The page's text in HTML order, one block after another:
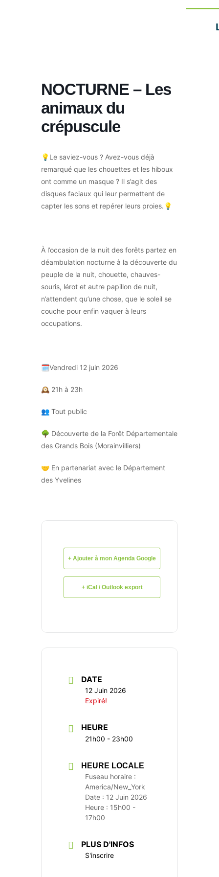
NOCTURNE – Les
animaux du
crépuscule
💡Le saviez-vous ? Avez-vous déjà
remarqué que les chouettes et les hiboux
ont comme un masque ? Il s’agit des
disques faciaux qui leur permettent de
capter les sons et repérer leurs proies.💡
À l’occasion de la nuit des forêts partez en
déambulation nocturne à la découverte du
peuple de la nuit, chouette, chauves-
souris, lérot et autre papillon de nuit,
n’attendent qu’une chose, que le soleil se
couche pour enfin vaquer à leurs
occupations.
🗓Vendredi 12 juin 2026
🕰 21h à 23h
👥 Tout public
🌳 Découverte de la Forêt Départementale
des Grands Bois (Morainvilliers)
🤝 En partenariat avec le Département
des Yvelines
+ Ajouter à mon Agenda Google
+ iCal / Outlook export
DATE
12 Juin 2026
Expiré!
HEURE
21h00 - 23h00
HEURE LOCALE
Fuseau horaire :
America/New_York
Date : 12 Juin 2026
Heure : 15h00 -
17h00
PLUS D'INFOS
S'inscrire